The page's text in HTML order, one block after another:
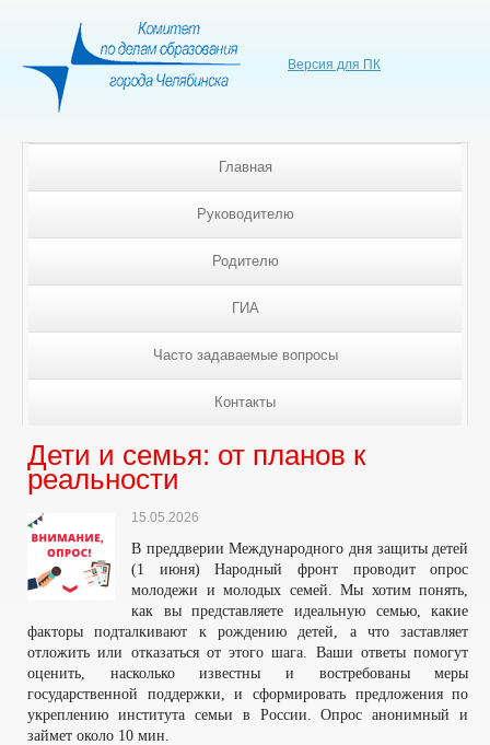
Версия для ПК
Главная
Руководителю
Родителю
ГИА
Часто задаваемые вопросы
Контакты
Дети и семья: от планов к
реальности
15.05.2026
В преддверии Международного дня защиты детей
(1 июня) Народный фронт проводит опрос
молодежи и молодых семей. Мы хотим понять,
как вы представляете идеальную семью, какие
факторы подталкивают к рождению детей, а что заставляет
отложить или отказаться от этого шага. Ваши ответы помогут
оценить, насколько известны и востребованы меры
государственной поддержки, и сформировать предложения по
укреплению института семьи в России. Опрос анонимный и
займет около 10 мин.